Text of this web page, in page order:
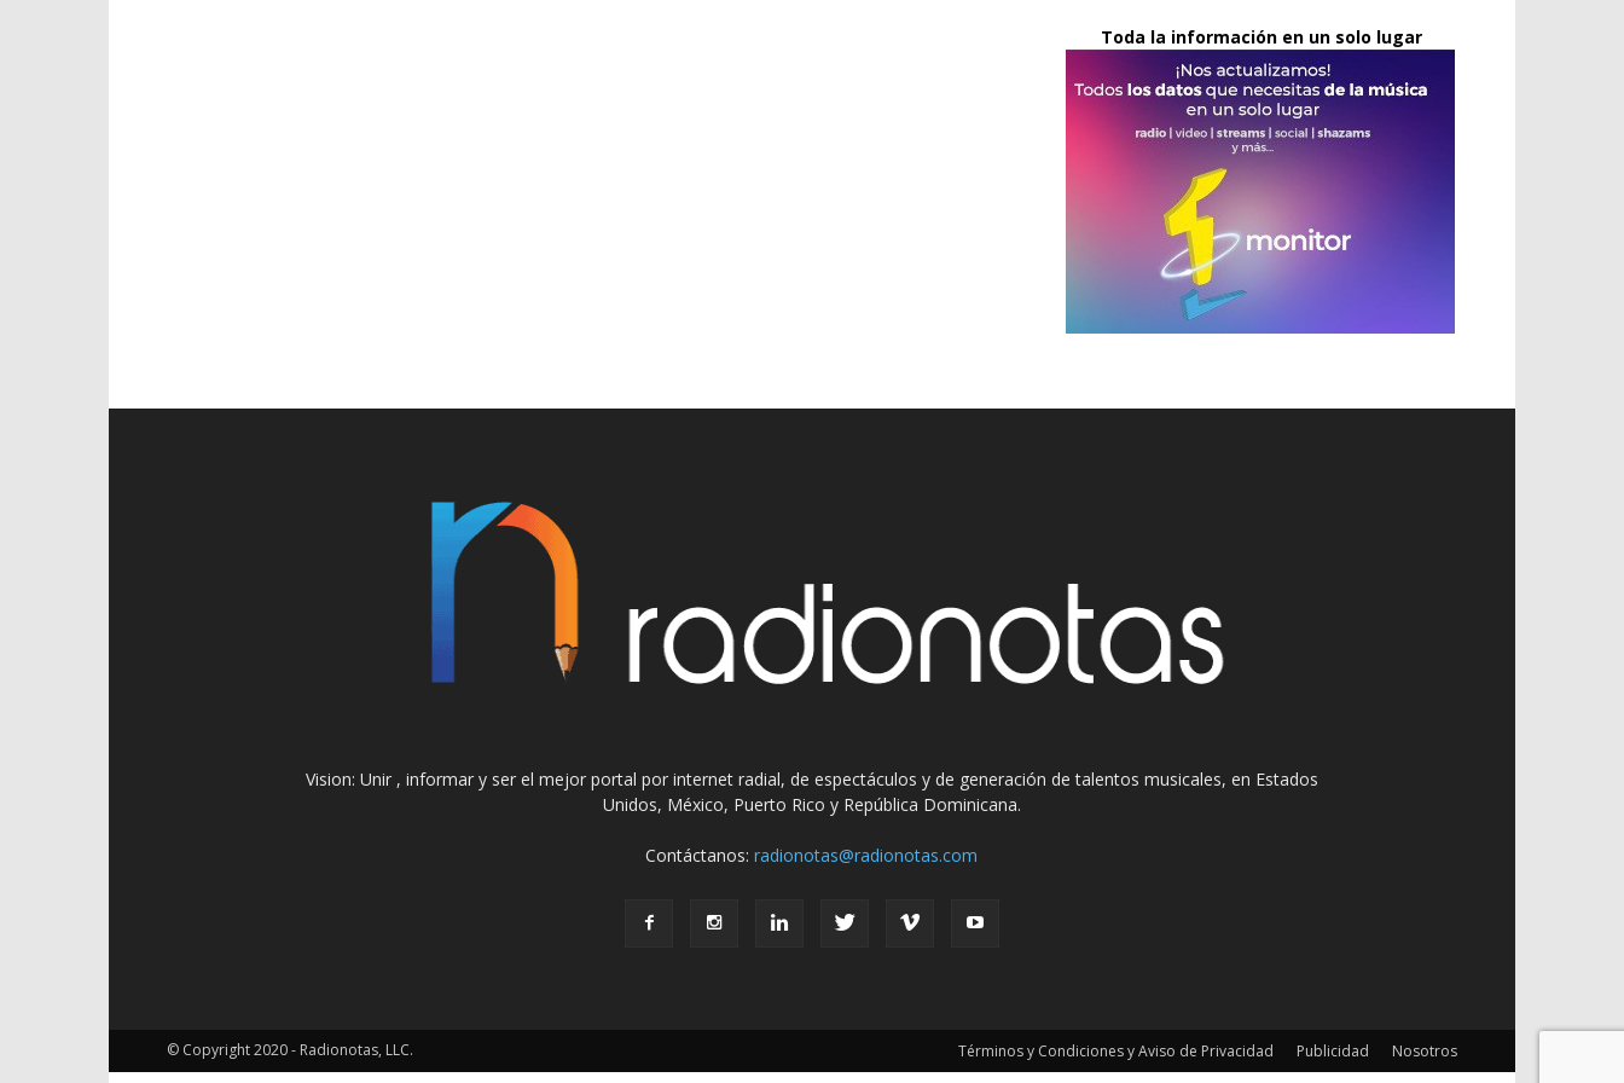
Toda la información en un solo lugar
Vision: Unir , informar y ser el mejor portal por internet radial, de espectáculos y de generación de talentos musicales, en Estados
Unidos, México, Puerto Rico y República Dominicana.
Contáctanos:radionotas@radionotas.com
Términos y Condiciones y Aviso de Privacidad Publicidad Nosotros
© Copyright 2020 - Radionotas, LLC.